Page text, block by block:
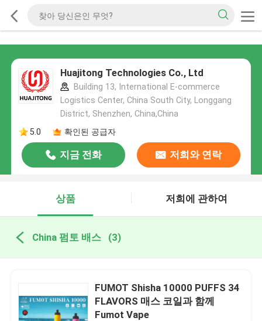
Huajitong Technologies Co., Ltd
Building 13, International E-commerce
Logistics Center, China South City, Longgang
District, Shenzhen, China,China
5.0
확인된 공급자
지금 전화 저희와 연락
상품 저희에 관하여
China 펌토 배스 (3)
FUMOT Shisha 10000 PUFFS 34
FLAVORS 매스 코일과 함께
Fumot Vape